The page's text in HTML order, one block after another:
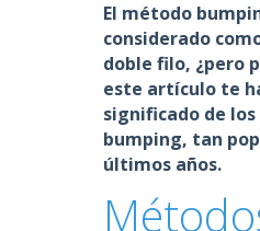
El método
considerado
doble filo, ¿pero
este artículo te
significado de los
bumping, tan
últimos años.